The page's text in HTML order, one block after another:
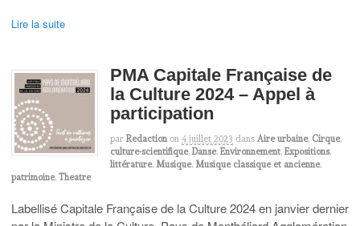
Lire la suite
PMA Capitale Française de
la Culture 2024 – Appel à
participation
par Redaction on 4 juillet 2023 dans Aire urbaine, Cirque,
culture-scientifique, Danse, Environnement, Expositions,
littérature, Musique, Musique classique et ancienne,
patrimoine, Theatre
Labellisé Capitale Française de la Culture 2024 en janvier dernier